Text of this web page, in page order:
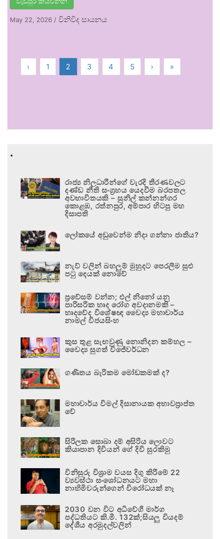
May 22, 2026 / විනිවිද සායනය
‹ 1 2 3 4 5 › »
.
රාජ්‍ය නිලධාරීන්ගේ වැරදි තීරණවලට
දණ්ඩ නීති සංග්‍රහය යෙදවීම බරපතල
අවභාවිතයකි – සුනිල් කන්නන්ගර
කොළඹ, රත්නපුර, අම්පාර හිටපු මහ
දිසාපති
ලෝකයේ අඩුවෙන්ම නිදා ගන්නා ජාතිය?
නැව් වලින් බහලුම් මුහුදට පෙරලීම සුළු
පටු දෙයක් නොවේ
ප්‍රවේසම් වන්න; එල් නිනෝ යනු
පාරිසරික හෘද රෝග අවදානමකි –
හෘදවේද විශේෂඥ වෛද්‍ය මහාචාර්ය
නාමල් විජයසිංහ
කුස තුළ සැඟවුණු නොනිදන කම්හල –
වෛද්‍ය සුගත් විජේවර්ධන
ගණිතය බැරිකම මෝඩකමක් ද?
මහාචාර්ය විමල් දිසානායක අභාවප්‍රාප්ත
වේ
සිරිලක සොබා දම් අසිරිය ලොවට
කියාපාන දිවියන් ගේ දිවි සුරකිමු
විනිසුරු විශ්‍රාම වයස දිගු කිරීමේ 22
ව්‍යවස්ථා සංශෝධනයට මහා
නාහිමිවරුන්ගෙන් විරෝධයක් නෑ
2030 වන විට අධිවේගී මාර්ග
පද්ධතියට කි.මී. 132ක්;සියලු වියදම්
දේශීය අරමුදල්වලින්